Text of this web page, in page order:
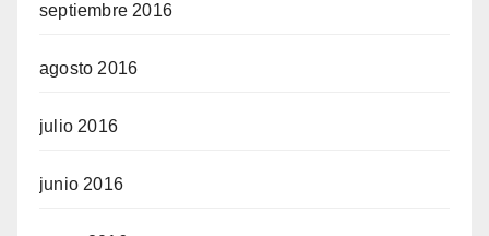
septiembre 2016
agosto 2016
julio 2016
junio 2016